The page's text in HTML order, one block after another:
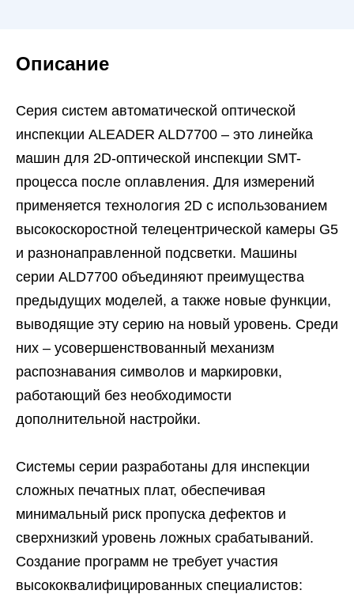
Описание
Серия систем автоматической оптической
инспекции ALEADER ALD7700 – это линейка
машин для 2D-оптической инспекции SMT-
процесса после оплавления. Для измерений
применяется технология 2D с использованием
высокоскоростной телецентрической камеры G5
и разнонаправленной подсветки. Машины
серии ALD7700 объединяют преимущества
предыдущих моделей, а также новые функции,
выводящие эту серию на новый уровень. Среди
них – усовершенствованный механизм
распознавания символов и маркировки,
работающий без необходимости
дополнительной настройки.
Системы серии разработаны для инспекции
сложных печатных плат, обеспечивая
минимальный риск пропуска дефектов и
сверхнизкий уровень ложных срабатываний.
Создание программ не требует участия
высококвалифицированных специалистов: